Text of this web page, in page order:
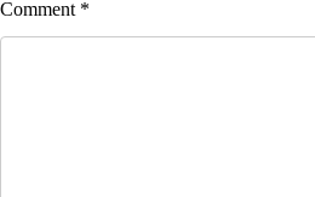
Comment *